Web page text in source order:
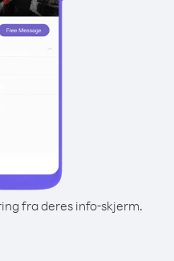
fra deres info-skjerm.